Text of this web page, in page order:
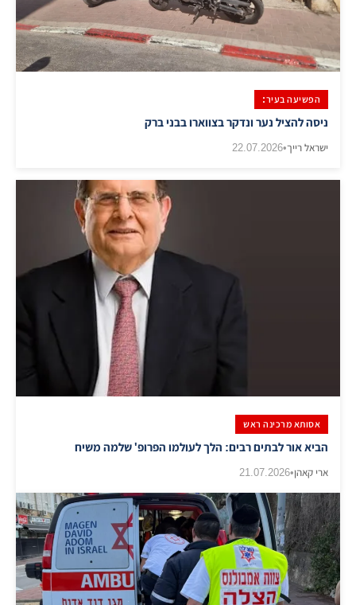
הפשיעה בעיר:
ניסה להציל נער ונדקר בצווארו בבני ברק
ישראל רייך•
22.07.2026
אסותא מרכינה ראש
הביא אור לבתים רבים: הלך לעולמו הפרופ' שלמה משיח
ארי קאהן•
21.07.2026